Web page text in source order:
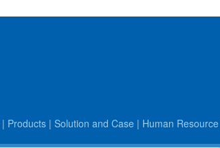
| Products | Solution and Case | Human Resource